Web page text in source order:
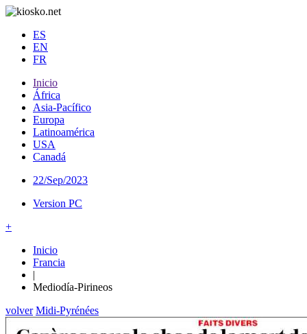
ES
EN
FR
Inicio
África
Asia-Pacífico
Europa
Latinoamérica
USA
Canadá
22/Sep/2023
Version PC
+
Inicio
Francia
|
Mediodía-Pirineos
volver Midi-Pyrénées